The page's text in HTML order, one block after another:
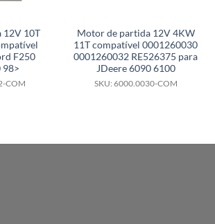
12V 10T
F250
98>
COM
Motor de partida 12V 4KW
11T compatível 0001260030
0001260032 RE526375 para
JDeere 6090 6100
SKU: 6000.0030-COM